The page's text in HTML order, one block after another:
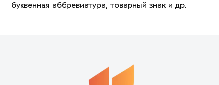
буквенная аббревиатура, товарный знак и др.